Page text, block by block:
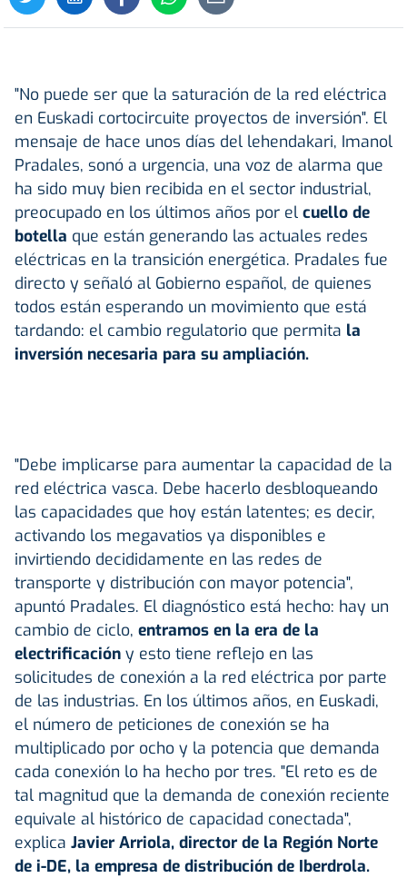
"No puede ser que la saturación de la red eléctrica
en Euskadi cortocircuite proyectos de inversión". El
mensaje de hace unos días del lehendakari, Imanol
Pradales, sonó a urgencia, una voz de alarma que
ha sido muy bien recibida en el sector industrial,
preocupado en los últimos años por el cuello de
botella que están generando las actuales redes
eléctricas en la transición energética. Pradales fue
directo y señaló al Gobierno español, de quienes
todos están esperando un movimiento que está
tardando: el cambio regulatorio que permita la
inversión necesaria para su ampliación.
"Debe implicarse para aumentar la capacidad de la
red eléctrica vasca. Debe hacerlo desbloqueando
las capacidades que hoy están latentes; es decir,
activando los megavatios ya disponibles e
invirtiendo decididamente en las redes de
transporte y distribución con mayor potencia",
apuntó Pradales. El diagnóstico está hecho: hay un
cambio de ciclo, entramos en la era de la
electrificación y esto tiene reflejo en las
solicitudes de conexión a la red eléctrica por parte
de las industrias. En los últimos años, en Euskadi,
el número de peticiones de conexión se ha
multiplicado por ocho y la potencia que demanda
cada conexión lo ha hecho por tres. "El reto es de
tal magnitud que la demanda de conexión reciente
equivale al histórico de capacidad conectada",
explica Javier Arriola, director de la Región Norte
de i-DE, la empresa de distribución de Iberdrola.